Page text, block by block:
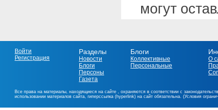
могут
Войти
Регистрация
Разделы
Новости
Блоги
Персоны
Газета
Блоги
Коллективные
Персональные
О
Все права на материалы, находящиеся на сайте , охраняются в соответствии с
использовании материалов сайта, гиперссылка (hyperlink) на сайт обязательна. (Условия